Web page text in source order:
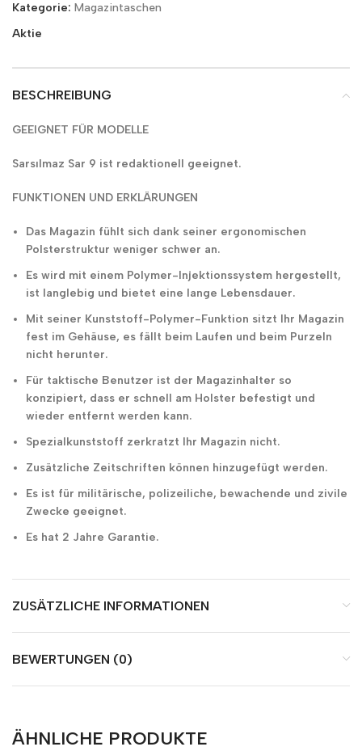
Kategorie: Magazintaschen
Aktie
BESCHREIBUNG
GEEIGNET FÜR MODELLE
Sarsılmaz Sar 9 ist redaktionell geeignet.
FUNKTIONEN UND ERKLÄRUNGEN
Das Magazin fühlt sich dank seiner ergonomischen
Polsterstruktur weniger schwer an.
Es wird mit einem Polymer-Injektionssystem hergestellt,
ist langlebig und bietet eine lange Lebensdauer.
Mit seiner Kunststoff-Polymer-Funktion sitzt Ihr Magazin
fest im Gehäuse, es fällt beim Laufen und beim Purzeln
nicht herunter.
Für taktische Benutzer ist der Magazinhalter so
konzipiert, dass er schnell am Holster befestigt und
wieder entfernt werden kann.
Spezialkunststoff zerkratzt Ihr Magazin nicht.
Zusätzliche Zeitschriften können hinzugefügt werden.
Es ist für militärische, polizeiliche, bewachende und zivile
Zwecke geeignet.
Es hat 2 Jahre Garantie.
ZUSÄTZLICHE INFORMATIONEN
BEWERTUNGEN (0)
ÄHNLICHE PRODUKTE